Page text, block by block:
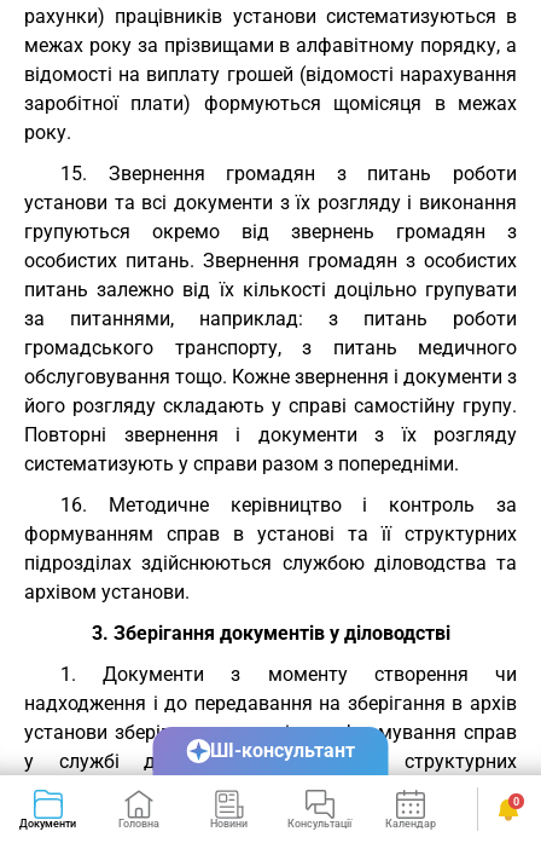
рахунки) працівників установи систематизуються в
межах року за прізвищами в алфавітному порядку, а
відомості на виплату грошей (відомості нарахування
заробітної плати) формуються щомісяця в межах
року.
15. Звернення громадян з питань роботи
установи та всі документи з їх розгляду і виконання
групуються окремо від звернень громадян з
особистих питань. Звернення громадян з особистих
питань залежно від їх кількості доцільно групувати
за питаннями, наприклад: з питань роботи
громадського транспорту, з питань медичного
обслуговування тощо. Кожне звернення і документи з
його розгляду складають у справі самостійну групу.
Повторні звернення і документи з їх розгляду
систематизують у справи разом з попередніми.
16. Методичне керівництво і контроль за
формуванням справ в установі та її структурних
підрозділах здійснюються службою діловодства та
архівом установи.
3. Зберігання документів у діловодстві
1. Документи з моменту створення чи
надходження і до передавання на зберігання в архів
установи зберігаються за місцем формування справ
у службі діловодства чи інших структурних
підрозділах установи відповідно до номенклатури
справ.
Документи Головна Новини Консультації Календар Сервіси
0
ШІ-консультант